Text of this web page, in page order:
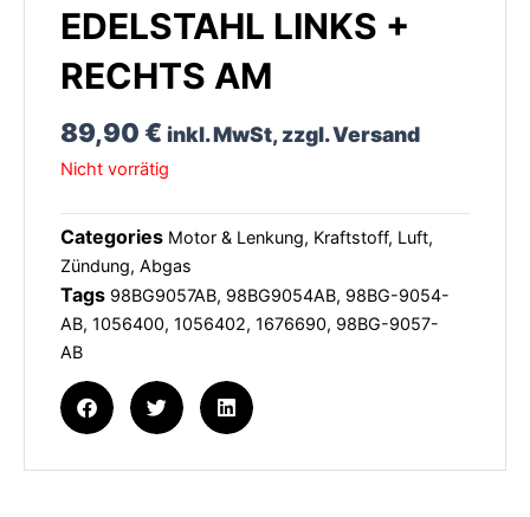
EDELSTAHL LINKS +
RECHTS AM
89,90€ inkl. MwSt, zzgl. Versand
Nicht vorrätig
Categories Motor & Lenkung, Kraftstoff, Luft,
Zündung, Abgas
Tags 98BG9057AB, 98BG9054AB, 98BG-9054-
AB, 1056400, 1056402, 1676690, 98BG-9057-
AB